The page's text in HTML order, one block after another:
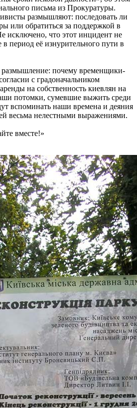
письма из Прокуратуры.
размышляют: последовать ли
или обратиться за поддержкой в
исключено, что этот инцидент не
период её изнурительного пути в
размышление: почему временщики-
с градоначальником
на собственность киевлян на
потомки, сумевшие выжить среди
вспоминать наши времена и деяния
весьма нелестными выражениями.
вместе!»